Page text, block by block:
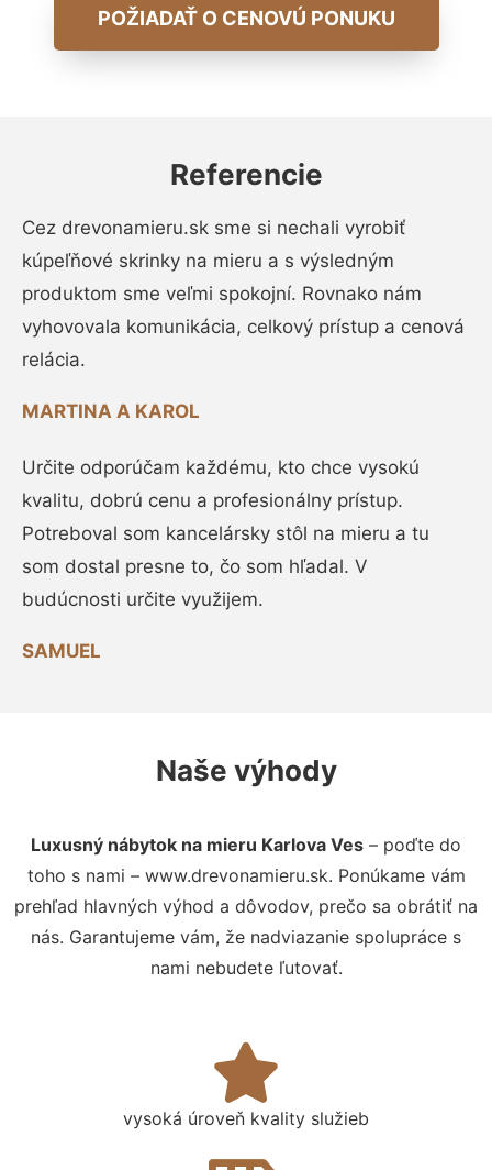
POŽIADAŤ O CENOVÚ PONUKU
Referencie
Cez drevonamieru.sk sme si nechali vyrobiť
kúpeľňové skrinky na mieru a s výsledným
produktom sme veľmi spokojní. Rovnako nám
vyhovovala komunikácia, celkový prístup a cenová
relácia.
MARTINA A KAROL
Určite odporúčam každému, kto chce vysokú
kvalitu, dobrú cenu a profesionálny prístup.
Potreboval som kancelársky stôl na mieru a tu
som dostal presne to, čo som hľadal. V
budúcnosti určite využijem.
SAMUEL
Naše výhody
Luxusný nábytok na mieru Karlova Ves – poďte do
toho s nami – www.drevonamieru.sk. Ponúkame vám
prehľad hlavných výhod a dôvodov, prečo sa obrátiť na
nás. Garantujeme vám, že nadviazanie spolupráce s
nami nebudete ľutovať.
vysoká úroveň kvality služieb